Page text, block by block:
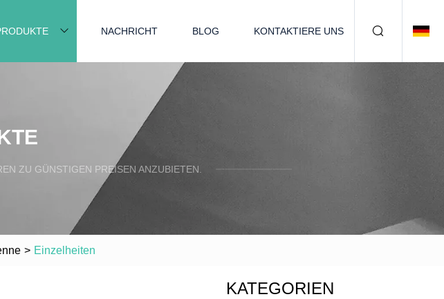
NACHRICHT BLOG KONTAKTIERE UNS
ZU GÜNSTIGEN PREISEN ANZUBIETEN.
> Einzelheiten
KATEGORIEN